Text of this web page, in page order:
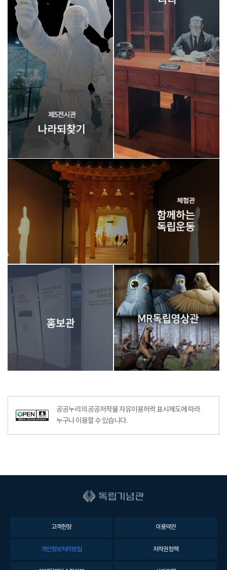
공공누리의 공공저작물 자유이용허락 표시제도에 따라
누구나 이용할 수 있습니다.
고객헌장 이용약관
개인정보처리방침 저작권정책